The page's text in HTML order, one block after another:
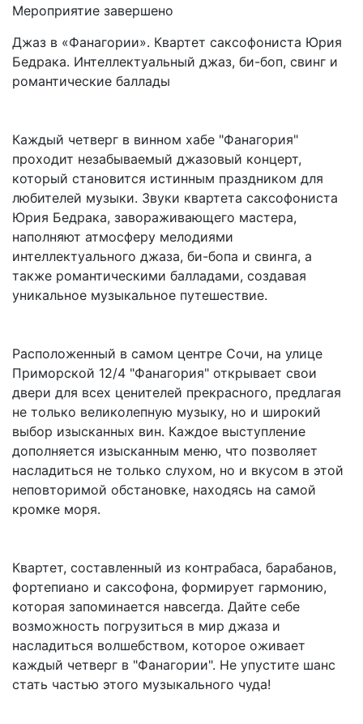
Мероприятие завершено
Джаз в «Фанагории». Квартет саксофониста Юрия
Бедрака. Интеллектуальный джаз, би-боп, свинг и
романтические баллады
Каждый четверг в винном хабе "Фанагория"
проходит незабываемый джазовый концерт,
который становится истинным праздником для
любителей музыки. Звуки квартета саксофониста
Юрия Бедрака, завораживающего мастера,
наполняют атмосферу мелодиями
интеллектуального джаза, би-бопа и свинга, а
также романтическими балладами, создавая
уникальное музыкальное путешествие.
Расположенный в самом центре Сочи, на улице
Приморской 12/4 "Фанагория" открывает свои
двери для всех ценителей прекрасного, предлагая
не только великолепную музыку, но и широкий
выбор изысканных вин. Каждое выступление
дополняется изысканным меню, что позволяет
насладиться не только слухом, но и вкусом в этой
неповторимой обстановке, находясь на самой
кромке моря.
Квартет, составленный из контрабаса, барабанов,
фортепиано и саксофона, формирует гармонию,
которая запоминается навсегда. Дайте себе
возможность погрузиться в мир джаза и
насладиться волшебством, которое оживает
каждый четверг в "Фанагории". Не упустите шанс
стать частью этого музыкального чуда!